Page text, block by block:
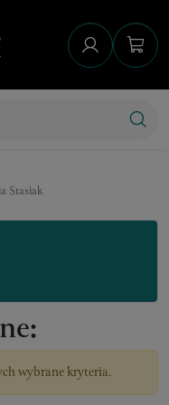
Stasiak
wybrane kryteria.